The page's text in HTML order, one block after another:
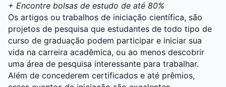
+ Encontre bolsas de estudo de até 80%
Os artigos ou trabalhos de iniciação científica, são
projetos de pesquisa que estudantes de todo tipo de
curso de graduação podem participar e iniciar sua
vida na carreira acadêmica, ou ao menos descobrir
uma área de pesquisa interessante para trabalhar.
Além de concederem certificados e até prêmios,